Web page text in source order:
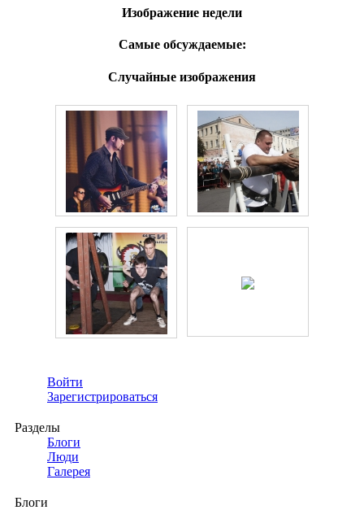
Изображение недели
Самые обсуждаемые:
Случайные изображения
Войти
Зарегистрироваться
Разделы
Блоги
Люди
Галерея
Блоги